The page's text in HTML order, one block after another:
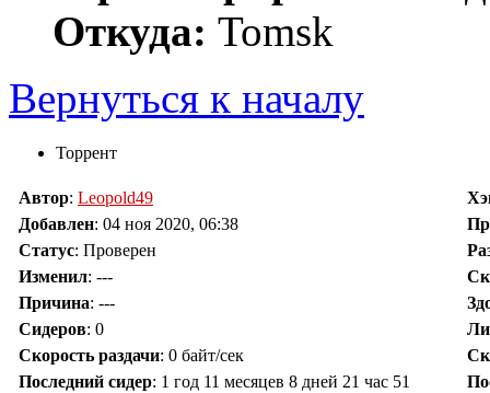
Откуда: Tomsk
Вернуться к началу
Торрент
Автор: Leopold49
Добавлен: 04 ноя 2020, 06:38
Статус: Проверен
Изменил: ---
Причина: ---
Сидеров: 0
Скорость раздачи: 0 байт/сек
Последний сидер: 1 год 11 месяцев 8 дней 21 час 51